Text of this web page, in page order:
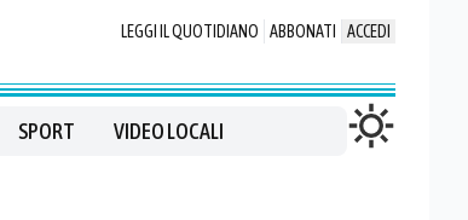
LEGGI IL QUOTIDIANO ABBONATI ACCEDI
SPORT VIDEO LOCALI